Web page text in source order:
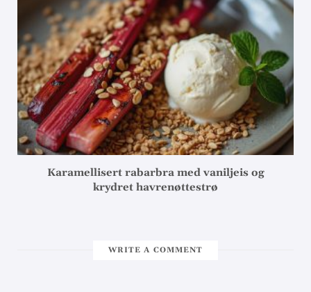
Karamellisert rabarbra med vaniljeis og
krydret havrenøttestrø
WRITE A COMMENT